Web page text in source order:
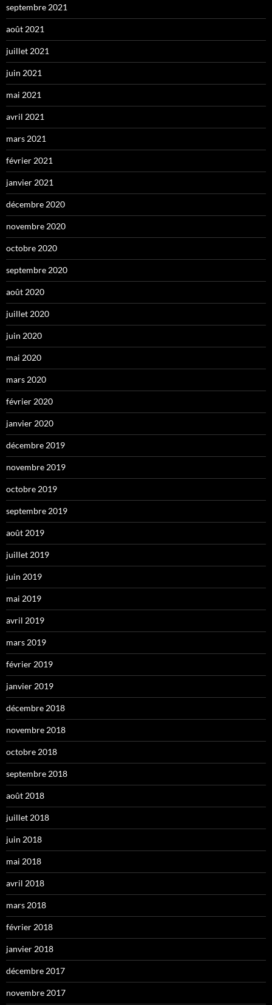
septembre 2021
août 2021
juillet 2021
juin 2021
mai 2021
avril 2021
mars 2021
février 2021
janvier 2021
décembre 2020
novembre 2020
octobre 2020
septembre 2020
août 2020
juillet 2020
juin 2020
mai 2020
mars 2020
février 2020
janvier 2020
décembre 2019
novembre 2019
octobre 2019
septembre 2019
août 2019
juillet 2019
juin 2019
mai 2019
avril 2019
mars 2019
février 2019
janvier 2019
décembre 2018
novembre 2018
octobre 2018
septembre 2018
août 2018
juillet 2018
juin 2018
mai 2018
avril 2018
mars 2018
février 2018
janvier 2018
décembre 2017
novembre 2017